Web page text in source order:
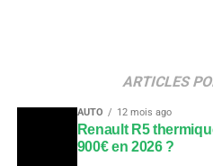
ARTICLES
AUTO 12 mois ago
Renault R5
900€ en 2026 ?